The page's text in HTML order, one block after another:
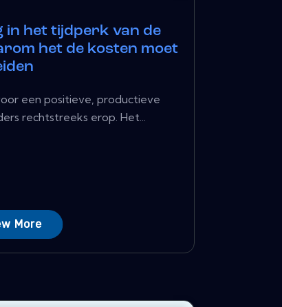
in het tijdperk van de
het de kosten moet
een positieve, productieve
rechtstreeks erop. Het...
More